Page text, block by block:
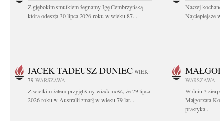
Z głębokim smutkiem żegnamy Igę Cembrzyńską
która odeszła 30 lipca 2026 roku w wieku 87...
Naszej
Najcieplejsze
JACEK TADEUSZ DUNIEC WIEK:
79 WARSZAWA
Z wielkim żalem przyjęliśmy wiadomość, że 29 lipca
2026 roku w Australii zmarł w wieku 79 lat...
WARSZAWA
W dniu 3
Małgorzata
praktyka...